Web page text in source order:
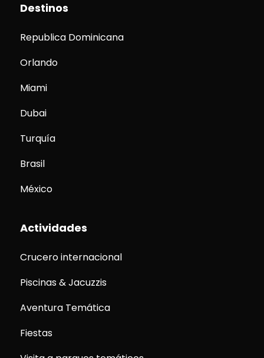
Destinos
Republica Dominicana
Orlando
Miami
Dubai
Turquía
Brasil
México
Actividades
Crucero internacional
Piscinas & Jacuzzis
Aventura Temática
Fiestas